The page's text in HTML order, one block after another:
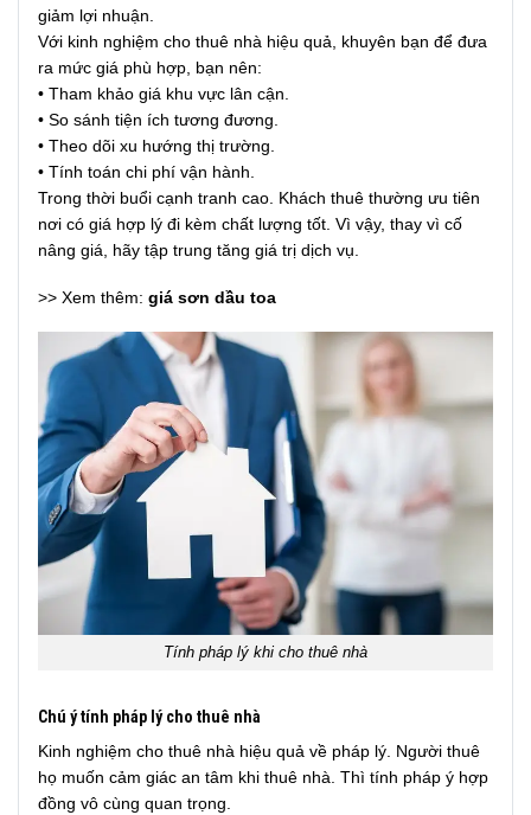
giảm lợi nhuận.
Với kinh nghiệm cho thuê nhà hiệu quả, khuyên bạn để đưa
ra mức giá phù hợp, bạn nên:
• Tham khảo giá khu vực lân cận.
• So sánh tiện ích tương đương.
• Theo dõi xu hướng thị trường.
• Tính toán chi phí vận hành.
Trong thời buổi cạnh tranh cao. Khách thuê thường ưu tiên
nơi có giá hợp lý đi kèm chất lượng tốt. Vì vậy, thay vì cố
nâng giá, hãy tập trung tăng giá trị dịch vụ.
>> Xem thêm: giá sơn dầu toa
Tính pháp lý khi cho thuê nhà
Chú ý tính pháp lý cho thuê nhà
Kinh nghiệm cho thuê nhà hiệu quả về pháp lý. Người thuê
họ muốn cảm giác an tâm khi thuê nhà. Thì tính pháp ý hợp
đồng vô cùng quan trọng.